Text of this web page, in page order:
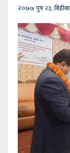
२०७७ पुष २३,